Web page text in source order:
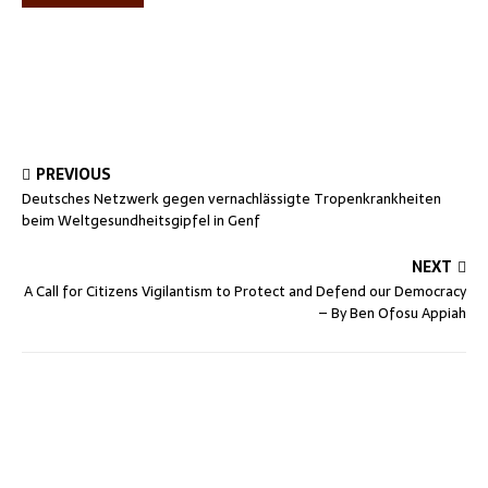
PREVIOUS
Deutsches Netzwerk gegen vernachlässigte Tropenkrankheiten
beim Weltgesundheitsgipfel in Genf
NEXT
A Call for Citizens Vigilantism to Protect and Defend our Democracy
– By Ben Ofosu Appiah